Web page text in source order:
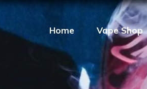
Home Vape Shop